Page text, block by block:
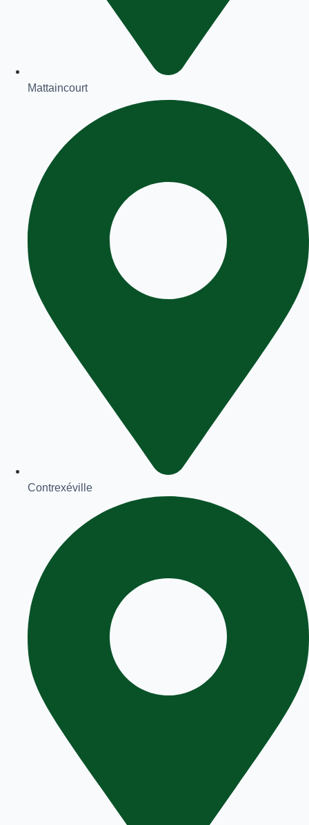
Mattaincourt
Contrexéville